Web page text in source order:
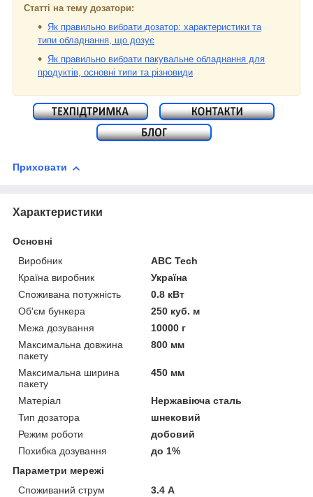
Статті на тему дозатори:
Як правильно вибрати дозатор: характеристики та
типи обладнання, що дозує
Як правильно вибрати пакувальне обладнання для
продуктів, основні типи та різновиди
Приховати
Характеристики
Основні
Виробник
ABC Tech
Країна виробник
Україна
Споживана потужність
0.8 кВт
Об'єм бункера
250 куб. м
Межа дозування
10000 г
Максимальна довжина
пакету
800 мм
Максимальна ширина
пакету
450 мм
Матеріал
Нержавіюча сталь
Тип дозатора
шнековий
Режим роботи
добовий
Похибка дозування
до 1%
Параметри мережі
Споживаний струм
3.4 А